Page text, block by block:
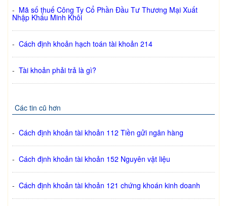
- Mã số thuế Công Ty Cổ Phần Đầu Tư Thương Mại Xuất
Nhập Khẩu Minh Khôi
- Cách định khoản hạch toán tài khoản 214
- Tài khoản phải trả là gì?
Các tin cũ hơn
- Cách định khoản tài khoản 112 Tiền gửi ngân hàng
- Cách định khoản tài khoản 152 Nguyên vật liệu
- Cách định khoản tài khoản 121 chứng khoán kinh doanh